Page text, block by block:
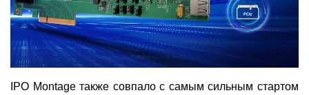
IPO Montage также совпало с самым сильным стартом